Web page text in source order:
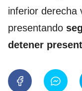
inferior derecha
presentando
detener